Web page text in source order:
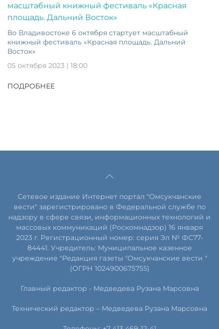
Во Владивостоке 6 октября стартует масштабный
книжный фестиваль «Красная площадь. Дальний
Восток»
05 октября 2023 | 18:00
ПОДРОБНЕЕ
Сетевое издание Интернет портал "Омсукчанские
вести" зарегистрировано в Федеральной службе по
надзору в сфере связи, информационных технологий и
массовых коммуникаций (Роскомнадзор) 16 января
2023 г. Регистрационный номер: серия Эл № ФС77-
84441. Учредитель: Муниципальное казенное
учреждение "Редакция газеты "Омсукчанские вести "
(ОГРН 1024900675755)
Главный редактор - Медведева Рузана Марсовна
Технический редактор – Медведева Рузана Марсовна